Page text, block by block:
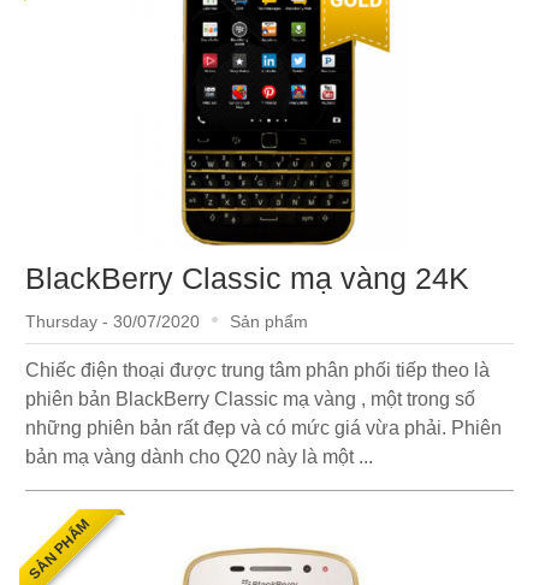
BlackBerry Classic mạ vàng 24K
Thursday - 30/07/2020 Sản phẩm
Chiếc điện thoại được trung tâm phân phối tiếp theo là
phiên bản BlackBerry Classic mạ vàng , một trong số
những phiên bản rất đẹp và có mức giá vừa phải. Phiên
bản mạ vàng dành cho Q20 này là một ...
SẢN PHẨM